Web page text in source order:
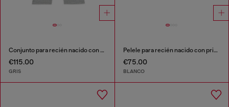
Conjunto para recién nacido con estampado de logo
€115.00
GRIS
Pelele para recién nacido con print Diesel biscuit
€75.00
BLANCO